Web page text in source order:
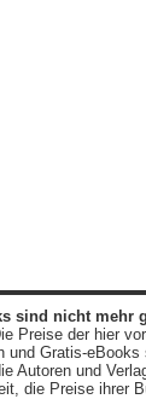
sind nicht mehr
Preise der hier
und Gratis-
Autoren und
die Preise ihrer